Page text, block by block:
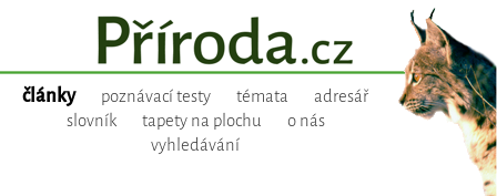
články poznávací testy témata
adresář
slovník
tapety na plochu
o nás
vyhledávání